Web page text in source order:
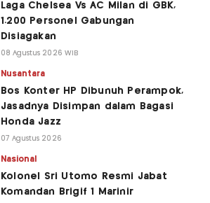
Laga Chelsea Vs AC Milan di GBK,
1.200 Personel Gabungan
Disiagakan
08 Agustus 2026 WIB
Nusantara
Bos Konter HP Dibunuh Perampok,
Jasadnya Disimpan dalam Bagasi
Honda Jazz
07 Agustus 2026
Nasional
Kolonel Sri Utomo Resmi Jabat
Komandan Brigif 1 Marinir